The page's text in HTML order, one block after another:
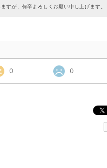
すが、何卒よろしくお願い申し上げます。
0 0